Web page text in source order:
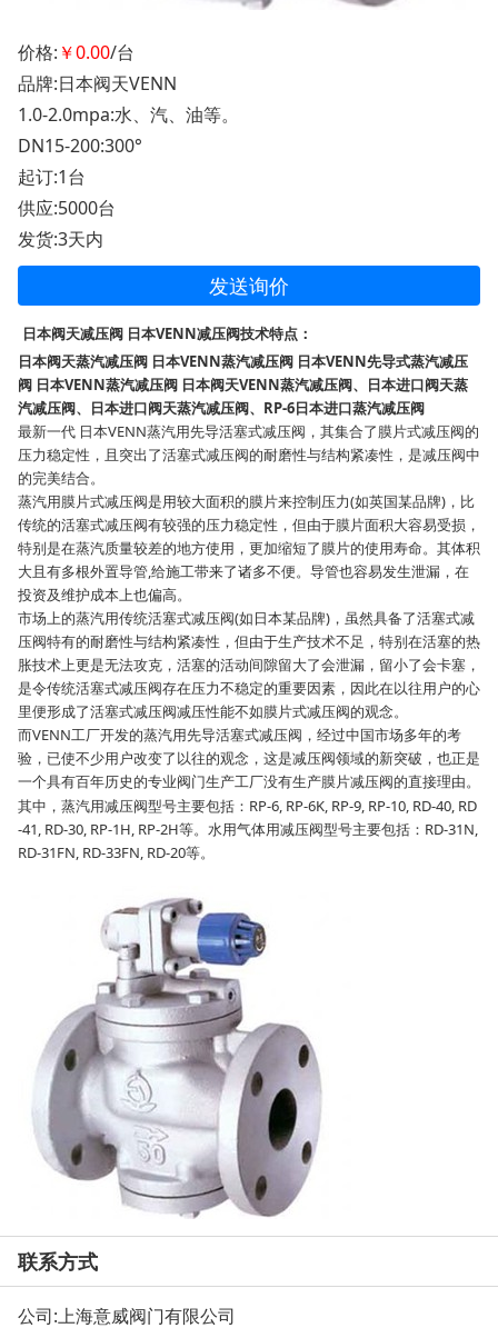
价格: ￥0.00/台
品牌:日本阀天VENN
1.0-2.0mpa:水、汽、油等。
DN15-200:300°
起订:1台
供应:5000台
发货:3天内
发送询价
日本阀天减压阀 日本VENN减压阀技术特点：
日本阀天蒸汽减压阀 日本VENN蒸汽减压阀 日本VENN先导式蒸汽减压
阀 日本VENN蒸汽减压阀 日本阀天VENN蒸汽减压阀、日本进口阀天蒸
汽减压阀、日本进口阀天蒸汽减压阀、RP-6日本进口蒸汽减压阀
最新一代 日本VENN蒸汽用先导活塞式减压阀，其集合了膜片式减压阀的
压力稳定性，且突出了活塞式减压阀的耐磨性与结构紧凑性，是减压阀中
的完美结合。
蒸汽用膜片式减压阀是用较大面积的膜片来控制压力(如英国某品牌)，比
传统的活塞式减压阀有较强的压力稳定性，但由于膜片面积大容易受损，
特别是在蒸汽质量较差的地方使用，更加缩短了膜片的使用寿命。其体积
大且有多根外置导管,给施工带来了诸多不便。导管也容易发生泄漏，在
投资及维护成本上也偏高。
市场上的蒸汽用传统活塞式减压阀(如日本某品牌)，虽然具备了活塞式减
压阀特有的耐磨性与结构紧凑性，但由于生产技术不足，特别在活塞的热
胀技术上更是无法攻克，活塞的活动间隙留大了会泄漏，留小了会卡塞，
是令传统活塞式减压阀存在压力不稳定的重要因素，因此在以往用户的心
里便形成了活塞式减压阀减压性能不如膜片式减压阀的观念。
而VENN工厂开发的蒸汽用先导活塞式减压阀，经过中国市场多年的考
验，已使不少用户改变了以往的观念，这是减压阀领域的新突破，也正是
一个具有百年历史的专业阀门生产工厂没有生产膜片减压阀的直接理由。
其中，蒸汽用减压阀型号主要包括：RP-6, RP-6K, RP-9, RP-10, RD-40, RD
-41, RD-30, RP-1H, RP-2H等。水用气体用减压阀型号主要包括：RD-31N,
RD-31FN, RD-33FN, RD-20等。
联系方式
公司:上海意威阀门有限公司